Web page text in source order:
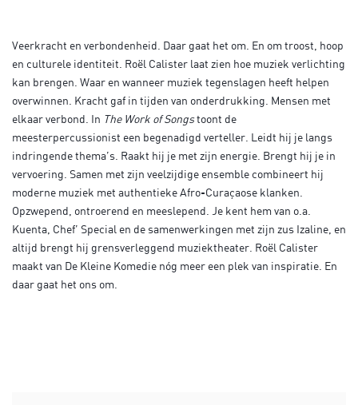
Veerkracht en verbondenheid. Daar gaat het om. En om troost, hoop
en culturele identiteit. Roël Calister laat zien hoe muziek verlichting
kan brengen. Waar en wanneer muziek tegenslagen heeft helpen
overwinnen. Kracht gaf in tijden van onderdrukking. Mensen met
elkaar verbond. In The Work of Songstoont de
meesterpercussionist een begenadigd verteller. Leidt hij je langs
indringende thema’s. Raakt hij je met zijn energie. Brengt hij je in
vervoering. Samen met zijn veelzijdige ensemble combineert hij
moderne muziek met authentieke Afro-Curaçaose klanken.
Opzwepend, ontroerend en meeslepend. Je kent hem van o.a.
Kuenta, Chef’ Special en de samenwerkingen met zijn zus Izaline, en
altijd brengt hij grensverleggend muziektheater. Roël Calister
maakt van De Kleine Komedie nóg meer een plek van inspiratie. En
daar gaat het ons om.
Inzoomen